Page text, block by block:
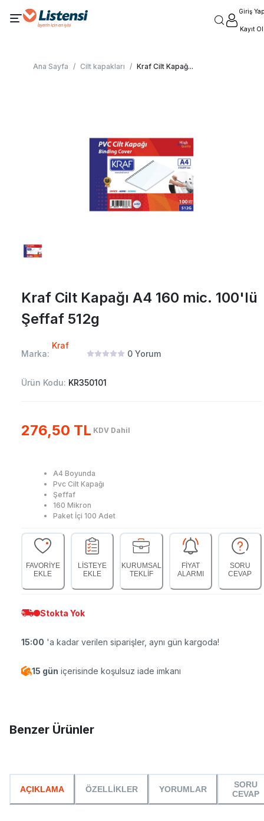
Giriş Yap
Kayıt Ol
Ana Sayfa / Cilt kapakları / Kraf Cilt Kapağ...
Kraf Cilt Kapağı A4 160 mic. 100'lü
Şeffaf 512g
Marka:
Kraf
0 Yorum
Ürün Kodu: KR350101
276,50 TL KDV Dahil
A4 Boyunda
Pvc Cilt Kapağı
Şeffaf
160 Mikron
Paket İçi 100 Adet
FAVORİYE
EKLE
LİSTEYE
EKLE
KURUMSAL
TEKLİF
FİYAT
ALARMI
SORU
CEVAP
Stokta Yok
15:00 'a kadar verilen siparişler, aynı gün kargoda!
15 gün içerisinde koşulsuz iade imkanı
Benzer Ürünler
AÇIKLAMA ÖZELLİKLER YORUMLAR
SORU
CEVAP